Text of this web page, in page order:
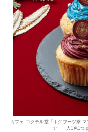
カフェ コクテル堂「ホグワーツ寮
で・一人1色1つ